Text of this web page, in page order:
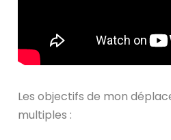
Les objectifs de mon
multiples :